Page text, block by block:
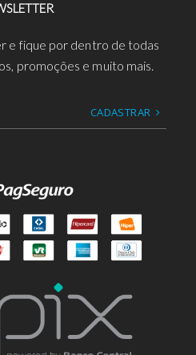
e fique por dentro de todas
promoções e muito mais.
CADASTRAR